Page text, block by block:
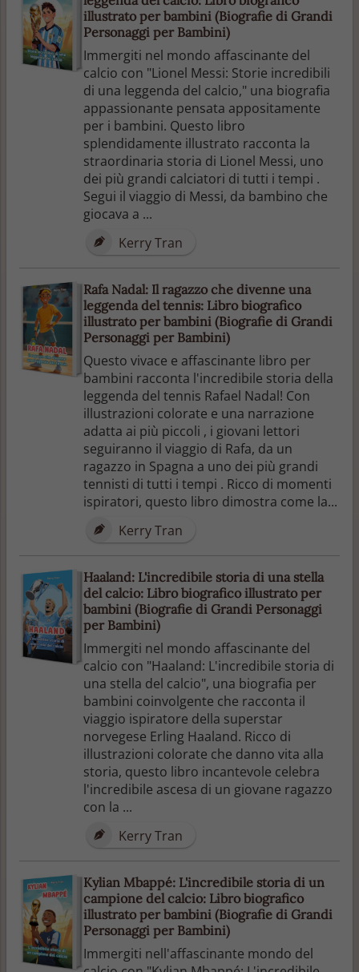
illustrato per bambini (Biografie di Grandi
Personaggi per Bambini)
Immergiti nel mondo affascinante del
calcio con "Lionel Messi: Storie incredibili
di una leggenda del calcio," una biografia
appassionante pensata appositamente
per i bambini. Questo libro
splendidamente illustrato racconta la
straordinaria storia di Lionel Messi, uno
dei più grandi calciatori di tutti i tempi .
Segui il viaggio di Messi, da bambino che
giocava a ...
Kerry Tran
Rafa Nadal: Il ragazzo che divenne una
leggenda del tennis: Libro biografico
illustrato per bambini (Biografie di Grandi
Personaggi per Bambini)
Questo vivace e affascinante libro per
bambini racconta l'incredibile storia della
leggenda del tennis Rafael Nadal! Con
illustrazioni colorate e una narrazione
adatta ai più piccoli , i giovani lettori
seguiranno il viaggio di Rafa, da un
ragazzo in Spagna a uno dei più grandi
tennisti di tutti i tempi . Ricco di momenti
ispiratori, questo libro dimostra come la...
Kerry Tran
Haaland: L'incredibile storia di una stella
del calcio: Libro biografico illustrato per
bambini (Biografie di Grandi Personaggi
per Bambini)
Immergiti nel mondo affascinante del
calcio con "Haaland: L'incredibile storia di
una stella del calcio", una biografia per
bambini coinvolgente che racconta il
viaggio ispiratore della superstar
norvegese Erling Haaland. Ricco di
illustrazioni colorate che danno vita alla
storia, questo libro incantevole celebra
l'incredibile ascesa di un giovane ragazzo
con la ...
Kerry Tran
Kylian Mbappé: L'incredibile storia di un
campione del calcio: Libro biografico
illustrato per bambini (Biografie di Grandi
Personaggi per Bambini)
Immergiti nell'affascinante mondo del